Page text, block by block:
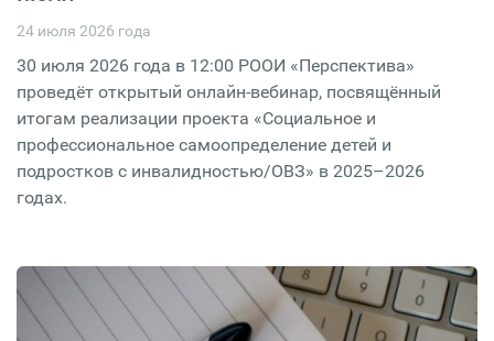
24 июля 2026 года
30 июля 2026 года в 12:00 РООИ «Перспектива»
проведёт открытый онлайн-вебинар, посвящённый
итогам реализации проекта «Социальное и
профессиональное самоопределение детей и
подростков с инвалидностью/ОВЗ» в 2025–2026
годах.